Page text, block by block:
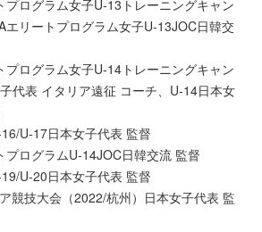
ログラム女子U-13トレーニングキャン
エリートプログラム女子U-13JOC日韓交
ログラム女子U-14トレーニングキャン
代表 イタリア遠征 コーチ、U-14日本女
U-17日本女子代表 監督
ログラムU-14JOC日韓交流 監督
U-20日本女子代表 監督
技大会（2022/杭州）日本女子代表 監